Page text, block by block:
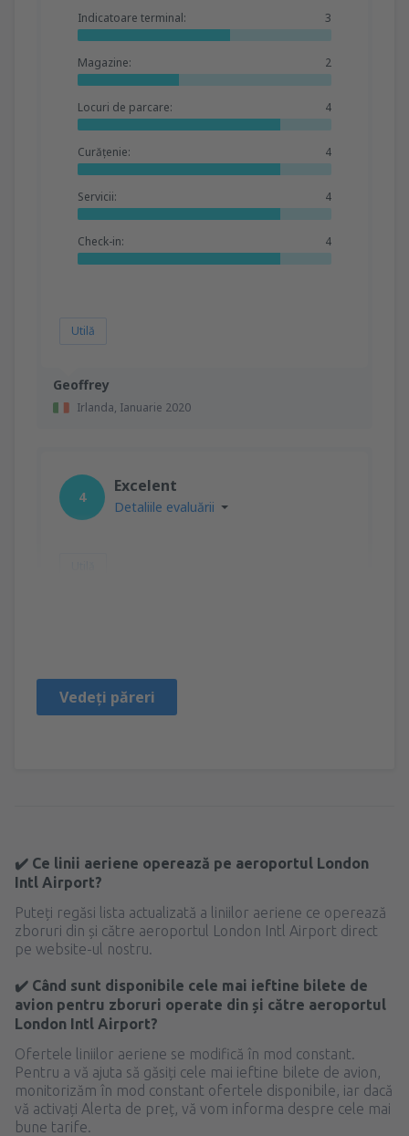
Geoffrey
Irlanda, Ianuarie 2020
Indicatoare terminal: 3
Magazine: 2
Locuri de parcare: 4
Curățenie: 4
Servicii: 4
Check-in: 4
Utilă
4
Excelent
Detaliile evaluării
Vedeți păreri
✔️ Ce linii aeriene operează pe aeroportul London
Intl Airport?
Puteți regăsi lista actualizată a liniilor aeriene ce operează
zboruri din și către aeroportul London Intl Airport direct
pe website-ul nostru.
✔️ Când sunt disponibile cele mai ieftine bilete de
avion pentru zboruri operate din și către aeroportul
London Intl Airport?
Ofertele liniilor aeriene se modifică în mod constant.
Pentru a vă ajuta să găsiți cele mai ieftine bilete de avion,
monitorizăm în mod constant ofertele disponibile, iar dacă
vă activați Alerta de preț, vă vom informa despre cele mai
bune tarife.